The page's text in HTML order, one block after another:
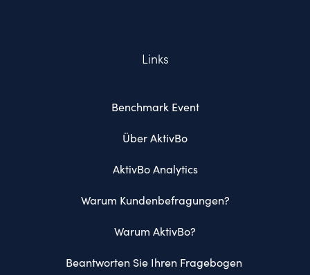
Links
Benchmark Event
Über AktivBo
AktivBo Analytics
Warum Kundenbefragungen?
Warum AktivBo?
Beantworten Sie Ihren Fragebogen